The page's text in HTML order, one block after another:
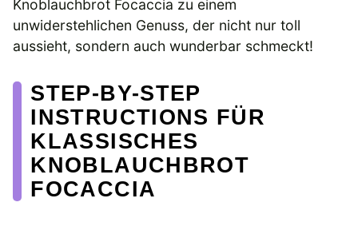
Knoblauchbrot Focaccia zu einem
unwiderstehlichen Genuss, der nicht nur toll
aussieht, sondern auch wunderbar schmeckt!
STEP-BY-STEP
INSTRUCTIONS FÜR
KLASSISCHES
KNOBLAUCHBROT
FOCACCIA